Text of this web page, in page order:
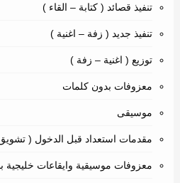
تنفيذ قصائد ( كتابة – القاء )
تنفيذ جديد ( زفة – اغنية )
توزيع ( اغنية – زفة )
معزوفات بدون كلمات
موسيقى
مقدمات استعداد قبل الدخول (
معزوفات موسيقية وايقاعات خليجية